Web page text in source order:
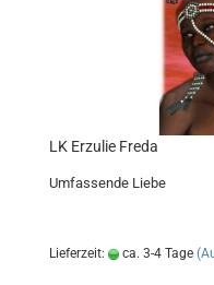
LK Erzulie Freda
Umfassende Liebe
Lieferzeit: ca. 3-4 Tage